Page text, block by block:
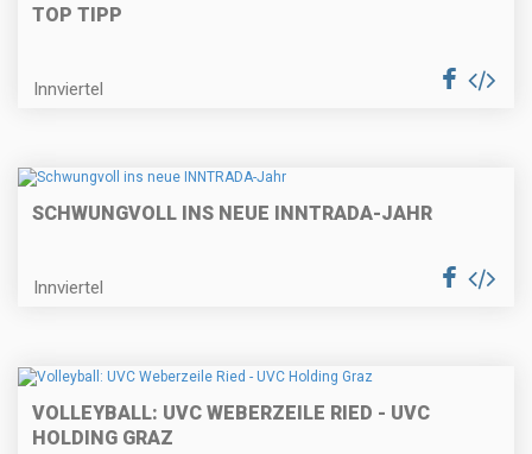
TOP TIPP
Innviertel
SCHWUNGVOLL INS NEUE INNTRADA-JAHR
Innviertel
VOLLEYBALL: UVC WEBERZEILE RIED - UVC
HOLDING GRAZ